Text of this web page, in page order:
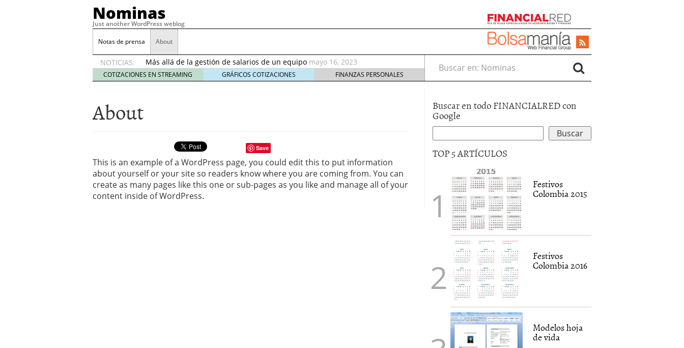
Nominas
Just another WordPress weblog
Notas de prensa About
NOTICIAS:
Desempleo Colombia septiembre 2017
Más allá de la gestión de salarios de un equipo mayo 16, 2023
Una digitalización imparable: nuevos recursos que debes tener en cuenta
en el sector financiero
septiembre 2, 2021
COTIZACIONES EN STREAMING GRÁFICOS COTIZACIONES FINANZAS PERSONALES
Buscar en:
About
Save
This is an example of a WordPress page, you could edit this to put information
about yourself or your site so readers know where you are coming from. You can
create as many pages like this one or sub-pages as you like and manage all of your
content inside of WordPress.
Buscar en todo FINANCIALRED con
Google
TOP 5 ARTÍCULOS
Festivos
Colombia 2015
Festivos
Colombia 2016
Modelos hoja
de vida